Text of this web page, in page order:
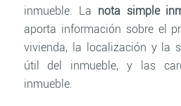
inmueble. La nota simple
aporta información sobre el
vivienda, la localización y la
útil del inmueble, y las
inmueble.